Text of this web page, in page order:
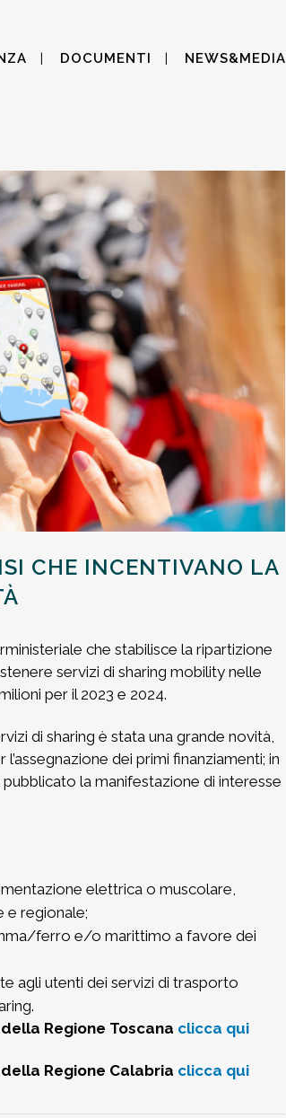
DOCUMENTI NEWS&MEDIA
CHE INCENTIVANO LA
che stabilisce la ripartizione
servizi di sharing mobility nelle
per il 2023 e 2024.
di sharing è stata una grande novità,
dei primi finanziamenti; in
la manifestazione di interesse
elettrica o muscolare,
e regionale;
ferro e/o marittimo a favore dei
agli utenti dei servizi di trasporto
Regione Toscana clicca qui
Regione Calabria clicca qui